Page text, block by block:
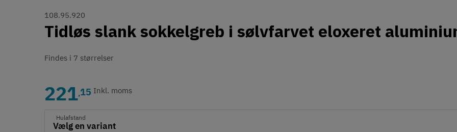
108.95.920
Tidløs slank sokkelgreb i sølvfarvet eloxeret
Findes i 7 størrelser
221,15 Inkl. moms
Hulafstand